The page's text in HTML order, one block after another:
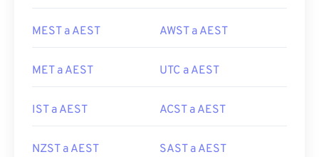
MEST a AEST AWST a AEST
MET a AEST UTC a AEST
IST a AEST ACST a AEST
NZST a AEST SAST a AEST